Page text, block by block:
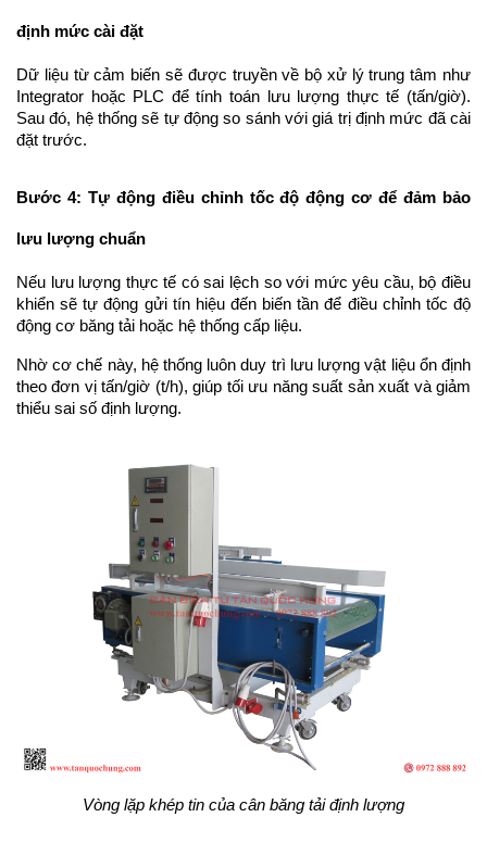
định mức cài đặt
Dữ liệu từ cảm biến sẽ được truyền về bộ xử lý trung tâm như
Integrator hoặc PLC để tính toán lưu lượng thực tế (tấn/giờ).
Sau đó, hệ thống sẽ tự động so sánh với giá trị định mức đã cài
đặt trước.
Bước 4: Tự động điều chỉnh tốc độ động cơ để đảm bảo
lưu lượng chuẩn
Nếu lưu lượng thực tế có sai lệch so với mức yêu cầu, bộ điều
khiển sẽ tự động gửi tín hiệu đến biến tần để điều chỉnh tốc độ
động cơ băng tải hoặc hệ thống cấp liệu.
Nhờ cơ chế này, hệ thống luôn duy trì lưu lượng vật liệu ổn định
theo đơn vị tấn/giờ (t/h), giúp tối ưu năng suất sản xuất và giảm
thiểu sai số định lượng.
Vòng lặp khép tin của cân băng tải định lượng